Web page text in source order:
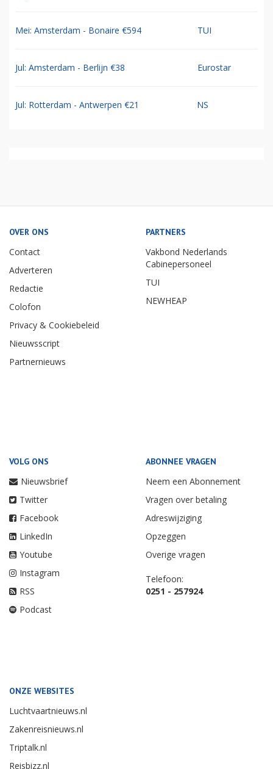
Mei: Amsterdam - Bonaire €594 TUI
Jul: Amsterdam - Berlijn €38 Eurostar
Jul: Rotterdam - Antwerpen €21 NS
OVER ONS
Contact
Adverteren
Redactie
Colofon
Privacy & Cookiebeleid
Nieuwsscript
Partnernieuws
PARTNERS
Vakbond Nederlands
Cabinepersoneel
TUI
NEWHEAP
VOLG ONS
Nieuwsbrief
Twitter
Facebook
LinkedIn
Youtube
Instagram
RSS
Podcast
ABONNEE VRAGEN
Neem een Abonnement
Vragen over betaling
Adreswijziging
Opzeggen
Overige vragen
Telefoon:
0251 - 257924
ONZE WEBSITES
Luchtvaartnieuws.nl
Zakenreisnieuws.nl
Triptalk.nl
Reisbizz.nl